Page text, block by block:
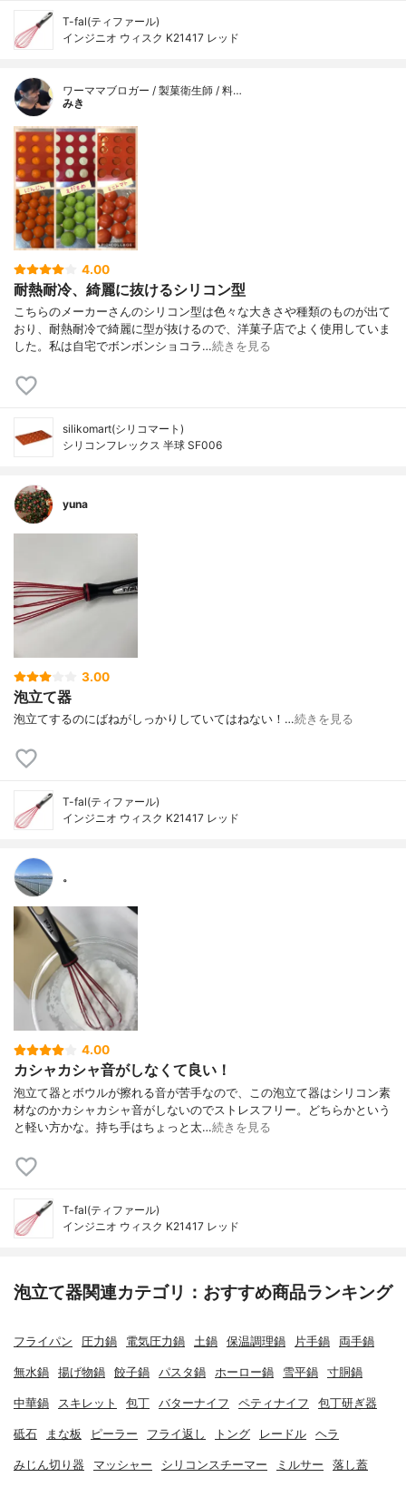
T-fal(ティファール)
インジニオ ウィスク K21417 レッド
ワーママブロガー / 製菓衛生師 / 料…
みき
4.00
耐熱耐冷、綺麗に抜けるシリコン型
こちらのメーカーさんのシリコン型は色々な大きさや種類のものが出て
おり、耐熱耐冷で綺麗に型が抜けるので、洋菓子店でよく使用していま
した。私は自宅でボンボンショコラ…続きを見る
silikomart(シリコマート)
シリコンフレックス 半球 SF006
yuna
3.00
泡立て器
泡立てするのにばねがしっかりしていてはねない！…続きを見る
T-fal(ティファール)
インジニオ ウィスク K21417 レッド
。
4.00
カシャカシャ音がしなくて良い！
泡立て器とボウルが擦れる音が苦手なので、この泡立て器はシリコン素
材なのかカシャカシャ音がしないのでストレスフリー。どちらかという
と軽い方かな。持ち手はちょっと太…続きを見る
T-fal(ティファール)
インジニオ ウィスク K21417 レッド
泡立て器関連カテゴリ：おすすめ商品ランキング
フライパン 圧力鍋 電気圧力鍋 土鍋 保温調理鍋 片手鍋 両手鍋
無水鍋 揚げ物鍋 餃子鍋 パスタ鍋 ホーロー鍋 雪平鍋 寸胴鍋
中華鍋 スキレット 包丁 バターナイフ ペティナイフ 包丁研ぎ器
砥石 まな板 ピーラー フライ返し トング レードル ヘラ
みじん切り器 マッシャー シリコンスチーマー ミルサー 落し蓋